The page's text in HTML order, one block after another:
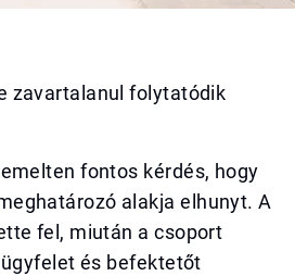
zavartalanul folytatódik
fontos kérdés, hogy
alakja elhunyt. A
fel, miután a csoport
és befektetőt